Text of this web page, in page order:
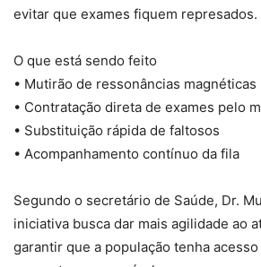
evitar que exames fiquem represados.
O que está sendo feito
• Mutirão de ressonâncias magnéticas
• Contratação direta de exames pelo
• Substituição rápida de faltosos
• Acompanhamento contínuo da fila
Segundo o secretário de Saúde, Dr.
iniciativa busca dar mais agilidade ao
garantir que a população tenha